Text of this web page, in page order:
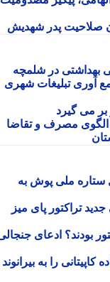
پدر شهدیش
تبلیغات شهری
گیرد
مصرف و تقاضا
ملی پوش به
تراکتور پای میز
ادعای جنجالی
را به بیرانوند